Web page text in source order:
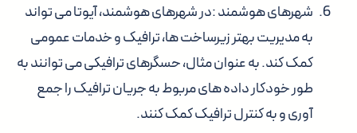
شهرهای هوشمند:در شهرهای هوشمند، آیوتا می تواند
به مدیریت بهتر زیرساخت ها، ترافیک و خدمات عمومی
کمک کند. به عنوان مثال، حسگرهای ترافیکی می توانند به
طور خودکار داده های مربوط به جریان ترافیک را جمع
آوری و به کنترل ترافیک کمک کنند.